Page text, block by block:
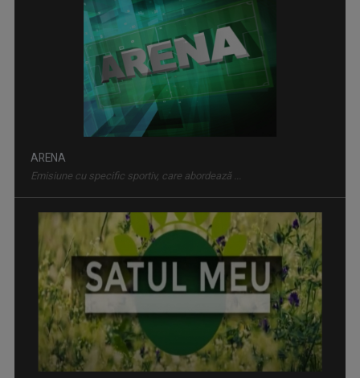
ARENA
Emisiune cu specific sportiv, care abordează ...